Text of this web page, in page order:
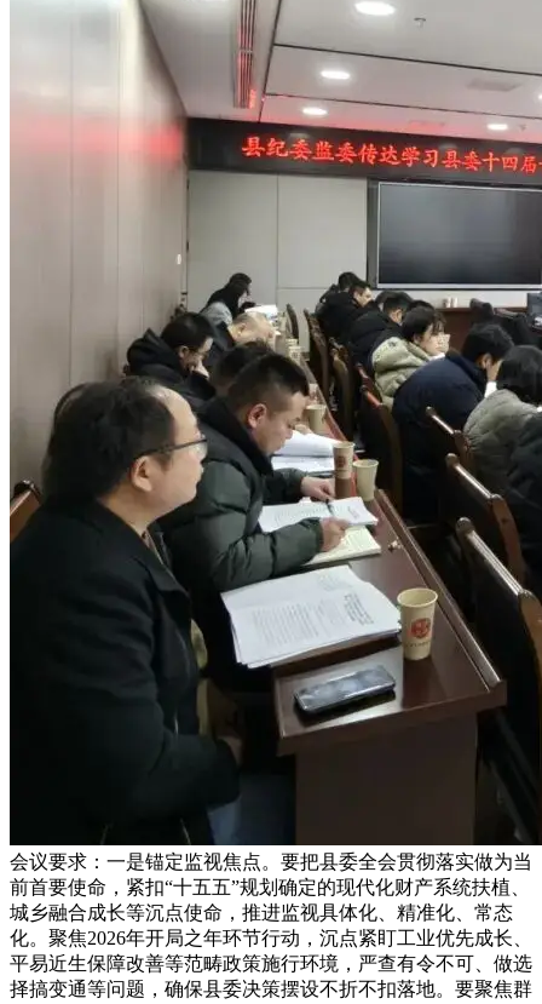
会议要求：一是锚定监视焦点。要把县委全会贯彻落实做为当
前首要使命，紧扣“十五五”规划确定的现代化财产系统扶植、
城乡融合成长等沉点使命，推进监视具体化、精准化、常态
化。聚焦2026年开局之年环节行动，沉点紧盯工业优先成长、
平易近生保障改善等范畴政策施行环境，严查有令不可、做选
择搞变通等问题，确保县委决策摆设不折不扣落地。要聚焦群